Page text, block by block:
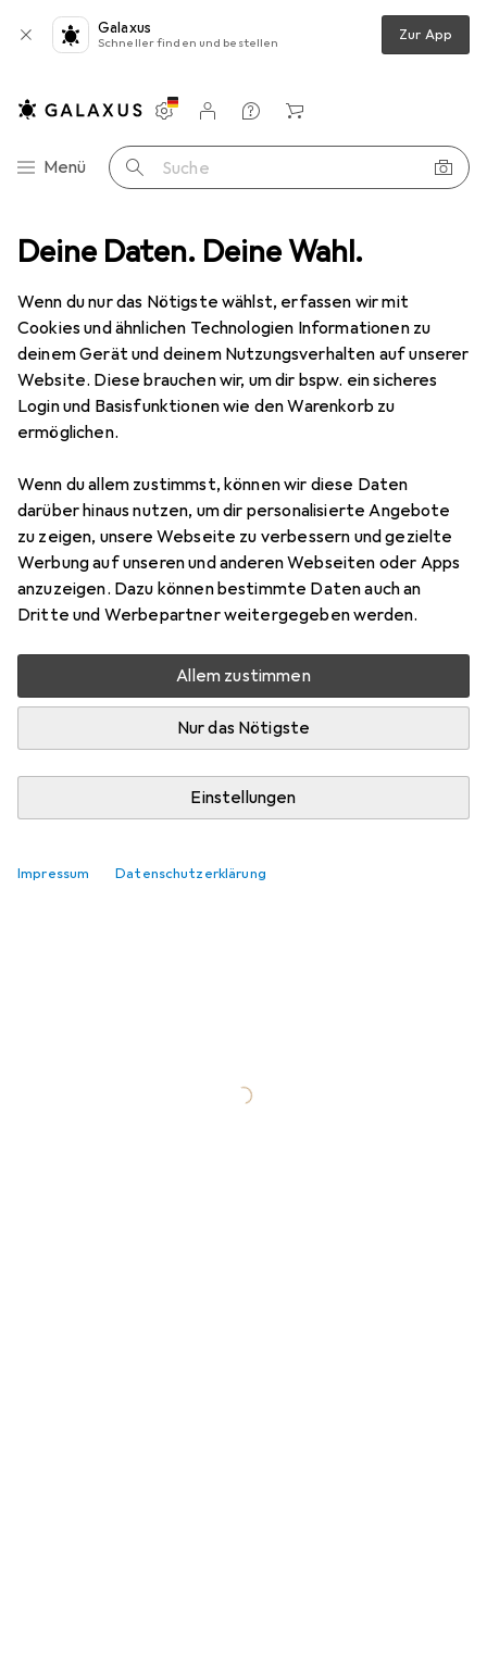
Deine Daten. Deine Wahl.
Wenn du nur das Nötigste wählst, erfassen wir mit
Cookies und ähnlichen Technologien Informationen zu
deinem Gerät und deinem Nutzungsverhalten auf unserer
Website. Diese brauchen wir, um dir bspw. ein sicheres
Login und Basisfunktionen wie den Warenkorb zu
ermöglichen.
Wenn du allem zustimmst, können wir diese Daten
darüber hinaus nutzen, um dir personalisierte Angebote
zu zeigen, unsere Webseite zu verbessern und gezielte
Werbung auf unseren und anderen Webseiten oder Apps
anzuzeigen. Dazu können bestimmte Daten auch an
Dritte und Werbepartner weitergegeben werden.
Allem zustimmen
Nur das Nötigste
Einstellungen
Impressum Datenschutzerklärung
Galaxus
Schneller finden und bestellen Zur App
Navigation nach Kategorien
Menü Suche
Einstellungen
Kundenkonto
Vergleichslisten
Merklisten
Warenkorb
Moraco
Kategorien anzeigen